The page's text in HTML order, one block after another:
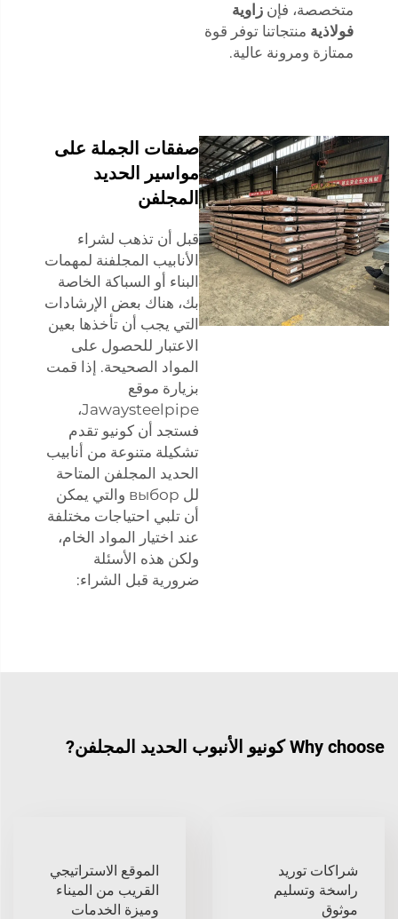
متخصصة، فإن زاوية
فولاذية منتجاتنا توفر قوة
ممتازة ومرونة عالية.
صفقات الجملة على
مواسير الحديد
المجلفن
قبل أن تذهب لشراء
الأنابيب المجلفنة لمهمات
البناء أو السباكة الخاصة
بك، هناك بعض الإرشادات
التي يجب أن تأخذها بعين
الاعتبار للحصول على
المواد الصحيحة. إذا قمت
بزيارة موقع
Jawaysteelpipe،
فستجد أن كونيو تقدم
تشكيلة متنوعة من أنابيب
الحديد المجلفن المتاحة
لل выбор والتي يمكن
أن تلبي احتياجات مختلفة
عند اختيار المواد الخام،
ولكن هذه الأسئلة
ضرورية قبل الشراء:
Why choose كونيو الأنبوب الحديد المجلفن?
شراكات توريد
راسخة وتسليم
موثوق
الموقع الاستراتيجي
القريب من الميناء
وميزة الخدمات